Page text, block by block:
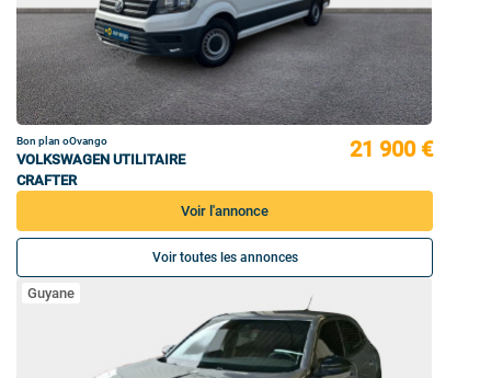
Bon plan oOvango
VOLKSWAGEN UTILITAIRE
CRAFTER
21 900 €
Voir l'annonce
Voir toutes les annonces
Guyane